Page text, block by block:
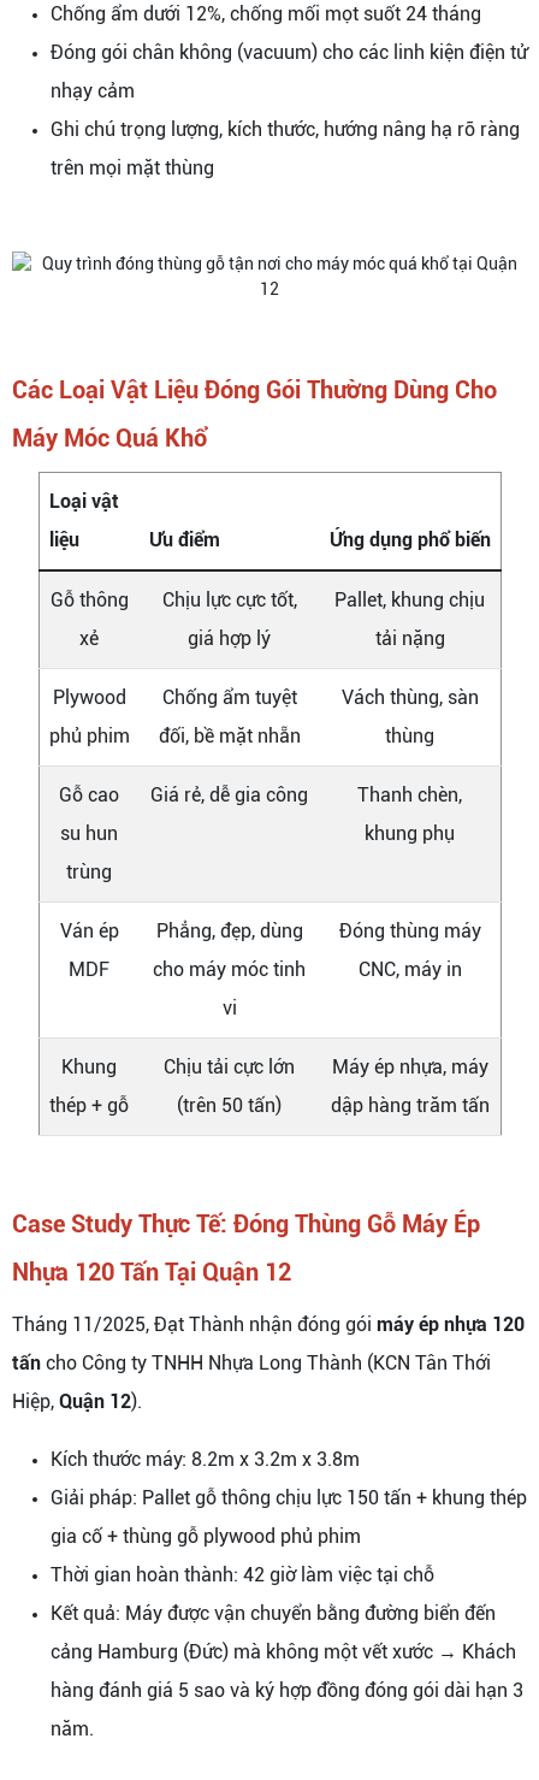
Chống ẩm dưới 12%, chống mối mọt suốt 24 tháng
Đóng gói chân không (vacuum) cho các linh kiện điện tử
nhạy cảm
Ghi chú trọng lượng, kích thước, hướng nâng hạ rõ ràng
trên mọi mặt thùng
Các Loại Vật Liệu Đóng Gói Thường Dùng Cho
Máy Móc Quá Khổ
Loại vật
liệu
Ưu điểm Ứng dụng phổ biến
Gỗ thông
xẻ
Chịu lực cực tốt,
giá hợp lý
Pallet, khung chịu
tải nặng
Plywood
phủ phim
Chống ẩm tuyệt
đối, bề mặt nhẵn
Vách thùng, sàn
thùng
Gỗ cao
su hun
trùng
Giá rẻ, dễ gia công
Thanh chèn,
khung phụ
Ván ép
MDF
Phẳng, đẹp, dùng
cho máy móc tinh
vi
Đóng thùng máy
CNC, máy in
Khung
thép + gỗ
Chịu tải cực lớn
(trên 50 tấn)
Máy ép nhựa, máy
dập hàng trăm tấn
Case Study Thực Tế: Đóng Thùng Gỗ Máy Ép
Nhựa 120 Tấn Tại Quận 12
Tháng 11/2025, Đạt Thành nhận đóng gói máy ép nhựa 120
tấn cho Công ty TNHH Nhựa Long Thành (KCN Tân Thới
Hiệp, Quận 12).
Kích thước máy: 8.2m x 3.2m x 3.8m
Giải pháp: Pallet gỗ thông chịu lực 150 tấn + khung thép
gia cố + thùng gỗ plywood phủ phim
Thời gian hoàn thành: 42 giờ làm việc tại chỗ
Kết quả: Máy được vận chuyển bằng đường biển đến
cảng Hamburg (Đức) mà không một vết xước → Khách
hàng đánh giá 5 sao và ký hợp đồng đóng gói dài hạn 3
năm.